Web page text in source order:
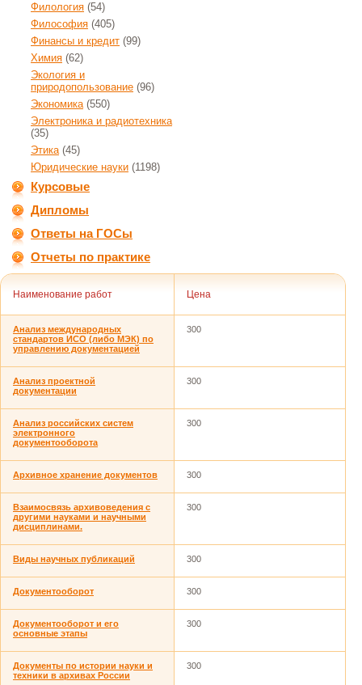
Филология (54)
Философия (405)
Финансы и кредит (99)
Химия (62)
Экология и
природопользование (96)
Экономика(550)
Электроника и радиотехника
(35)
Этика(45)
Юридические науки (1198)
Курсовые
Дипломы
Ответы на ГОСы
Отчеты по практике
Наименование работ Цена
Анализ международных
стандартов ИСО (либо МЭК) по
управлению документацией
300
Анализ проектной
документации
300
Анализ российских систем
электронного
документооборота
300
Архивное хранение документов 300
Взаимосвязь архивоведения с
другими науками и научными
дисциплинами.
300
Виды научных публикаций 300
Документооборот 300
Документооборот и его
основные этапы
300
Документы по истории науки и
техники в архивах России
300